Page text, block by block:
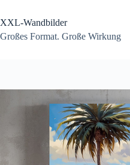
springen
XXL-Wandbilder
Großes Format. Große Wirkung